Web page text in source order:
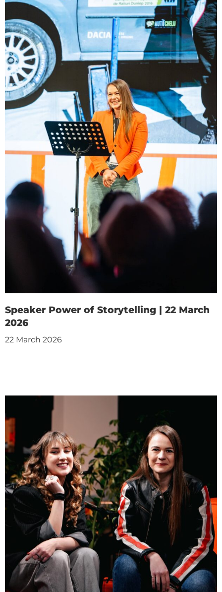
Speaker Power of Storytelling | 22 March
2026
22 March 2026